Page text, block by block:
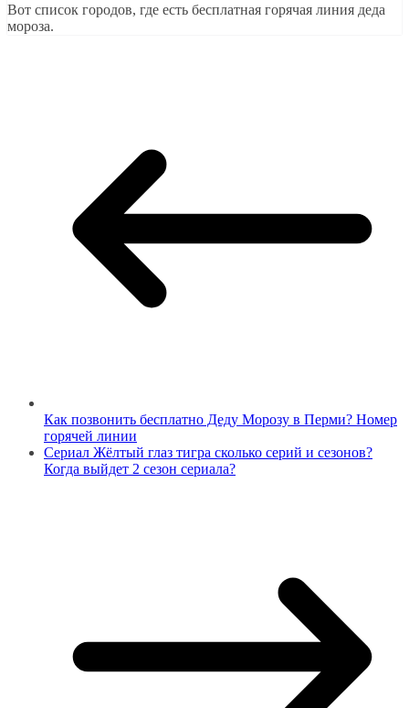
Вот список городов, где есть бесплатная горячая линия деда
мороза.
Как позвонить бесплатно Деду Морозу в Перми? Номер
горячей линии
Сериал Жёлтый глаз тигра сколько серий и сезонов?
Когда выйдет 2 сезон сериала?